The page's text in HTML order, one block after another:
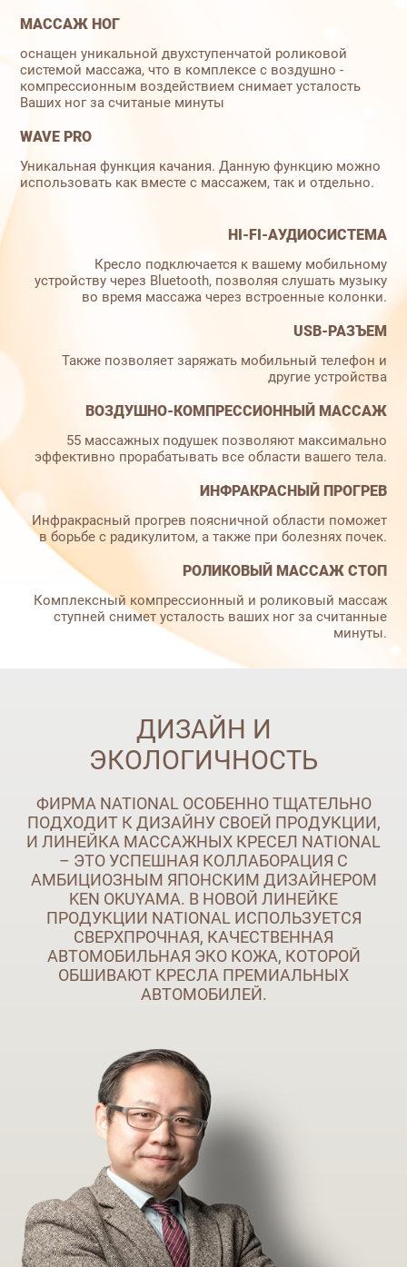
МАССАЖ НОГ
оснащен уникальной двухступенчатой роликовой
системой массажа, что в комплексе с воздушно -
компрессионным воздействием снимает усталость
Ваших ног за считаные минуты
WAVE PRO
Уникальная функция качания. Данную функцию можно
использовать как вместе с массажем, так и отдельно.
HI-FI-АУДИОСИСТЕМА
Кресло подключается к вашему мобильному
устройству через Bluetooth, позволяя слушать музыку
во время массажа через встроенные колонки.
USB-РАЗЪЕМ
Также позволяет заряжать мобильный телефон и
другие устройства
ВОЗДУШНО-КОМПРЕССИОННЫЙ МАССАЖ
55 массажных подушек позволяют максимально
эффективно прорабатывать все области вашего тела.
ИНФРАКРАСНЫЙ ПРОГРЕВ
Инфракрасный прогрев поясничной области поможет
в борьбе с радикулитом, а также при болезнях почек.
РОЛИКОВЫЙ МАССАЖ СТОП
Комплексный компрессионный и роликовый массаж
ступней снимет усталость ваших ног за считанные
минуты.
ДИЗАЙН И
ЭКОЛОГИЧНОСТЬ
ФИРМА NATIONAL ОСОБЕННО ТЩАТЕЛЬНО
ПОДХОДИТ К ДИЗАЙНУ СВОЕЙ ПРОДУКЦИИ,
И ЛИНЕЙКА МАССАЖНЫХ КРЕСЕЛ NATIONAL
– ЭТО УСПЕШНАЯ КОЛЛАБОРАЦИЯ С
АМБИЦИОЗНЫМ ЯПОНСКИМ ДИЗАЙНЕРОМ
KEN OKUYAMA. В НОВОЙ ЛИНЕЙКЕ
ПРОДУКЦИИ NATIONAL ИСПОЛЬЗУЕТСЯ
СВЕРХПРОЧНАЯ, КАЧЕСТВЕННАЯ
АВТОМОБИЛЬНАЯ ЭКО КОЖА, КОТОРОЙ
ОБШИВАЮТ КРЕСЛА ПРЕМИАЛЬНЫХ
АВТОМОБИЛЕЙ.